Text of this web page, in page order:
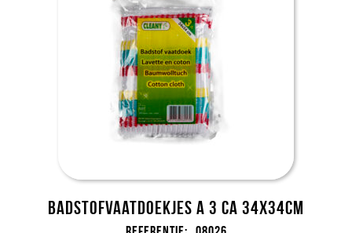
Badstofvaatdoekjes a 3 ca 34x34cm